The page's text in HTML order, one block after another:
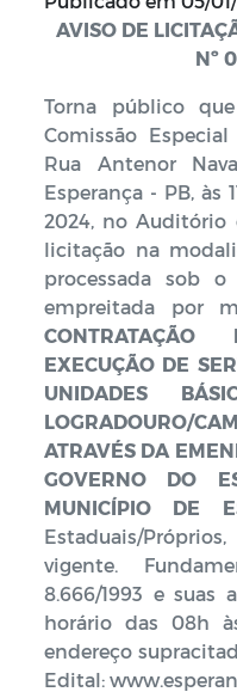
AVISO DE
Nº
Torna público
Comissão
Rua Antenor
Esperança - PB, às
2024, no Auditório
licitação na
processada sob o
empreitada por
EXECUÇÃO DE
UNIDADES
LOGRADOURO/
ATRAVÉS DA
GOVERNO DO
MUNICÍPIO DE
Estaduais/
vigente.
8.666/1993 e suas
horário das 08h
endereço
Edital: